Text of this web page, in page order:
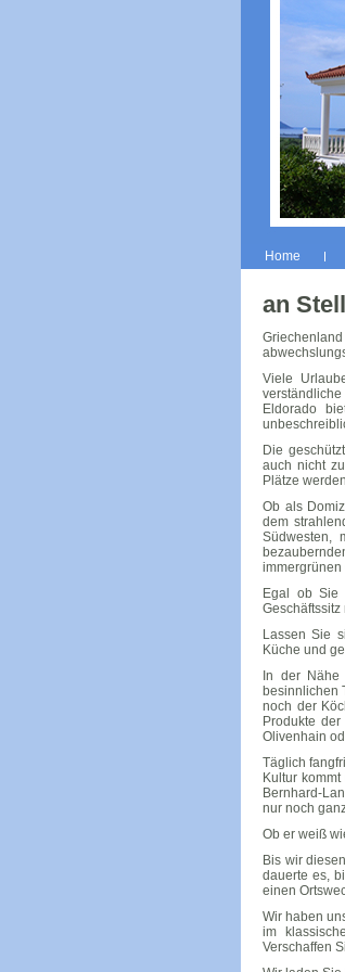
Home
an
Viele
Eldorado
Die
auch nicht
Plätze
Ob als
dem
Südwesten,
immergrünen
Egal ob Sie
Lassen Sie
Küche und
In der
besinnlichen
noch der
Produkte
Olivenhain
Täglich
Kultur
Bernhard-
nur noch
Ob er weiß
Bis wir
dauerte es,
einen
Wir haben
im
Verschaffen